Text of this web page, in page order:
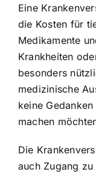
Eine
die Kosten für
Medikamente
Krankheiten
besonders
medizinische
keine
machen
Die
auch Zugang